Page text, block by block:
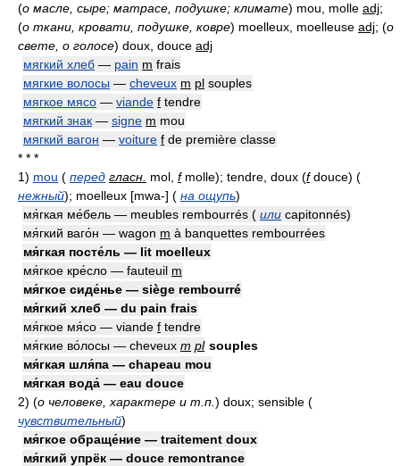
(о масле, сыре; матрасе, подушке; климате) mou, molle adj;
(о ткани, кровати, подушке, ковре) moelleux, moelleuse adj; (о
свете, о голосе) doux, douce adj
мягкий хлеб — pain m frais
мягкие волосы — cheveux m pl souples
мягкое мясо — viande f tendre
мягкий знак — signe m mou
мягкий вагон — voiture f de première classe
* * *
1) mou ( перед гласн. mol, fmolle); tendre, doux (fdouce) (
нежный); moelleux [mwa-] ( на ощупь)
мя́гкая ме́бель — meubles rembourrés ( или capitonnés)
мя́гкий ваго́н — wagon m à banquettes rembourrées
мя́гкая посте́ль — lit moelleux
мя́гкое кре́сло — fauteuil m
мя́гкое сиде́нье — siège rembourré
мя́гкий хлеб — du pain frais
мя́гкое мя́со — viande f tendre
мя́гкие во́лосы — cheveux m pl souples
мя́гкая шля́па — chapeau mou
мя́гкая вода́ — eau douce
2) (о человеке, характере и т.п. ) doux; sensible (
чувствительный)
мя́гкое обраще́ние — traitement doux
мя́гкий упрёк — douce remontrance